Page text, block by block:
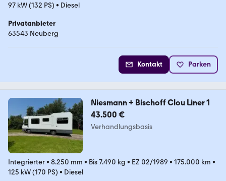
97 kW (132 PS) • Diesel
Privatanbieter
63543 Neuberg
Kontakt Parken
Niesmann + Bischoff Clou Liner 1
43.500 €
Verhandlungsbasis
Integrierter• 8.250 mm • Bis 7.490 kg • EZ 02/1989 • 175.000 km •
125 kW (170 PS) • Diesel